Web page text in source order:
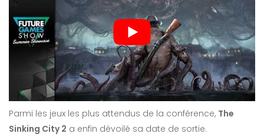
Parmi les jeux les plus attendus de la conférence, The
Sinking City 2 a enfin dévoilé sa date de sortie.